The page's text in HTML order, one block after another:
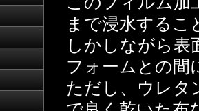
まで浸水するこ
しかしながら表
フォームとの間
ただし、ウレタ